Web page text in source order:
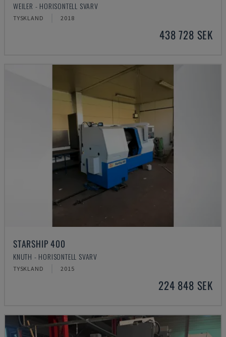
WEILER - HORISONTELL SVARV
TYSKLAND 2018
438 728 SEK
STARSHIP 400
KNUTH - HORISONTELL SVARV
TYSKLAND 2015
224 848 SEK